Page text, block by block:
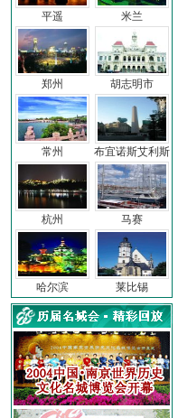
平遥
郑州
常州
杭州
哈尔滨
米兰
胡志明市
布宜诺斯艾利斯
马赛
莱比锡
车前子